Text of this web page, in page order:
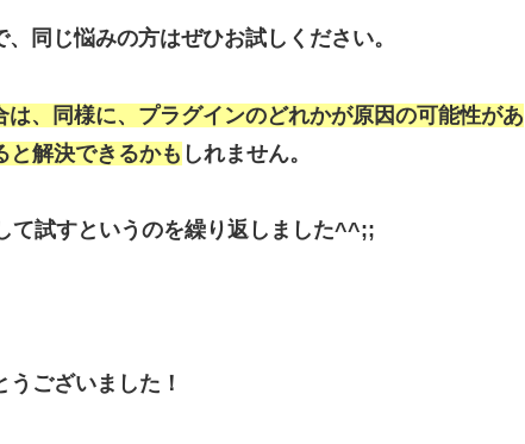
同じ悩みの方はぜひお試しください。
、同様に、プラグインのどれかが原因の可能性があ
と解決できるかも しれません。
て試すというのを繰り返しました^^;;
ございました！